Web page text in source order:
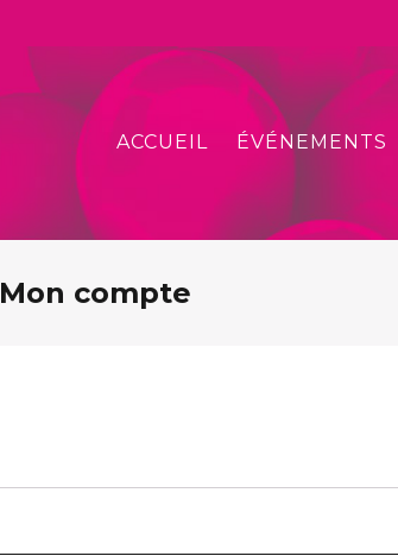
ACCUEIL ÉVÉNEMENTS
Mon compte